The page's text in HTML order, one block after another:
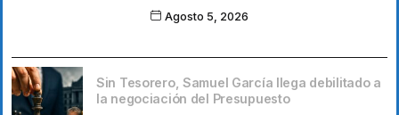
Agosto 5, 2026
Sin Tesorero, Samuel García llega debilitado a
la negociación del Presupuesto